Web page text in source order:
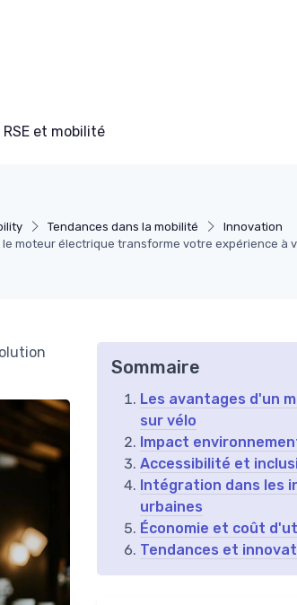
et mobilité
Tendances dans la mobilité
Innovation
le moteur électrique transforme votre expérience à
Sommaire
Les avantages d'un
sur vélo
Impact
Accessibilité et
Intégration dans les
urbaines
Économie et coût
Tendances et